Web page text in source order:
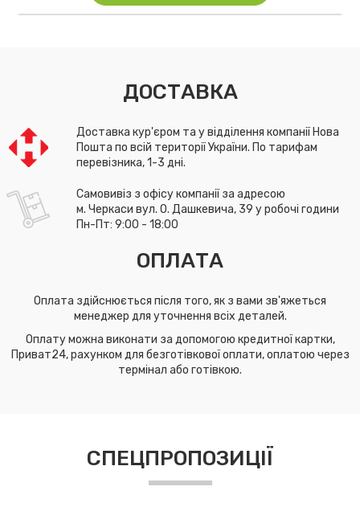
ДОСТАВКА
Доставка кур'єром та у відділення компанії Нова
Пошта по всій території України. По тарифам
перевізника, 1-3 дні.
Самовивіз з офісу компанії за адресою
м. Черкаси вул. О. Дашкевича, 39 у робочі години
Пн-Пт: 9:00 - 18:00
ОПЛАТА
Оплата здійснюється після того, як з вами зв'яжеться
менеджер для уточнення всіх деталей.
Оплату можна виконати за допомогою кредитної картки,
Приват24, рахунком для безготівкової оплати, оплатою через
термінал або готівкою.
СПЕЦПРОПОЗИЦІЇ